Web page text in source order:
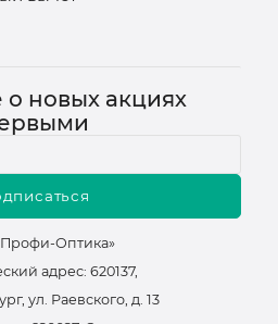
о новых акциях
Оптика»
адрес: 620137,
ул. Раевского, д. 13